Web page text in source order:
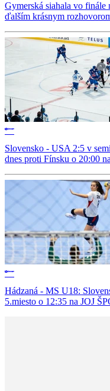
Gymerská siahala vo
ďalším krásnym
Slovensko - USA 2:5 v
dnes proti Fínsku o 20:00
Hádzaná - MS U18:
5.miesto o 12:35 na JOJ